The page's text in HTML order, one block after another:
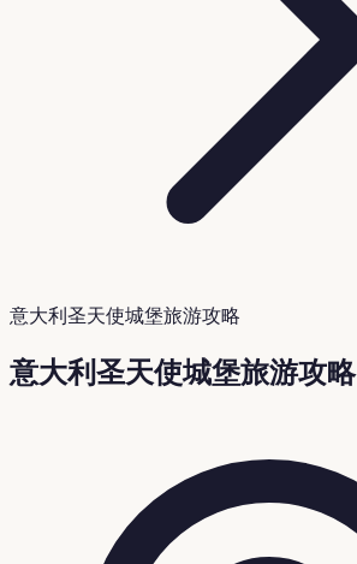
意大利圣天使城堡旅游攻略
意大利圣天使城堡旅游攻略